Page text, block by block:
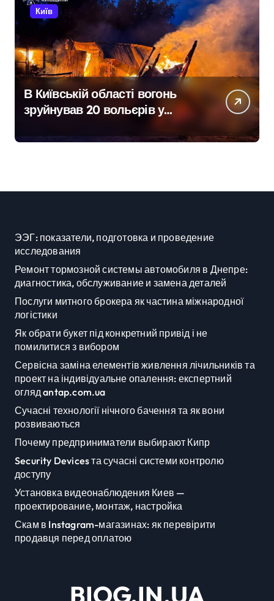
Київ
В Київській області вогонь
зруйнував 20 вольєрів у
ЭЭГ: показатели, подготовка и проведение
исследования
Ремонт тормозной системы автомобиля в Днепре:
диагностика, обслуживание и замена деталей
Послуги митного брокера як частина міжнародної
логістики
Як обрати букет під конкретний привід і не
помилитися з вибором
Сервісна заміна елементів живлення лічильників та
проект на індивідуальне опалення: експертний
огляд antap.com.ua
Сучасні технології нічного бачення та як вони
розвиваються
Почему предприниматели выбирают Кипр
Security Devices та сучасні системи контролю
доступу
Установка видеонаблюдения Киев —
проектирование, монтаж, настройка
Скам в Instagram-магазинах: як перевірити
продавця перед оплатою